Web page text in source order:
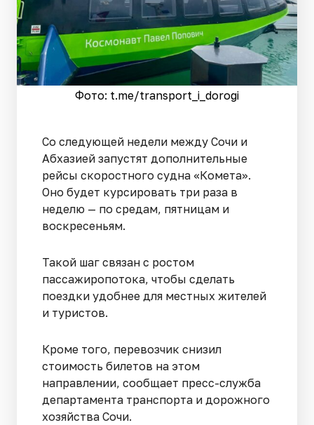
Фото: t.me/transport_i_dorogi
Со следующей недели между Сочи и
Абхазией запустят дополнительные
рейсы скоростного судна «Комета».
Оно будет курсировать три раза в
неделю — по средам, пятницам и
воскресеньям.
Такой шаг связан с ростом
пассажиропотока, чтобы сделать
поездки удобнее для местных жителей
и туристов.
Кроме того, перевозчик снизил
стоимость билетов на этом
направлении, сообщает пресс-служба
департамента транспорта и дорожного
хозяйства Сочи.